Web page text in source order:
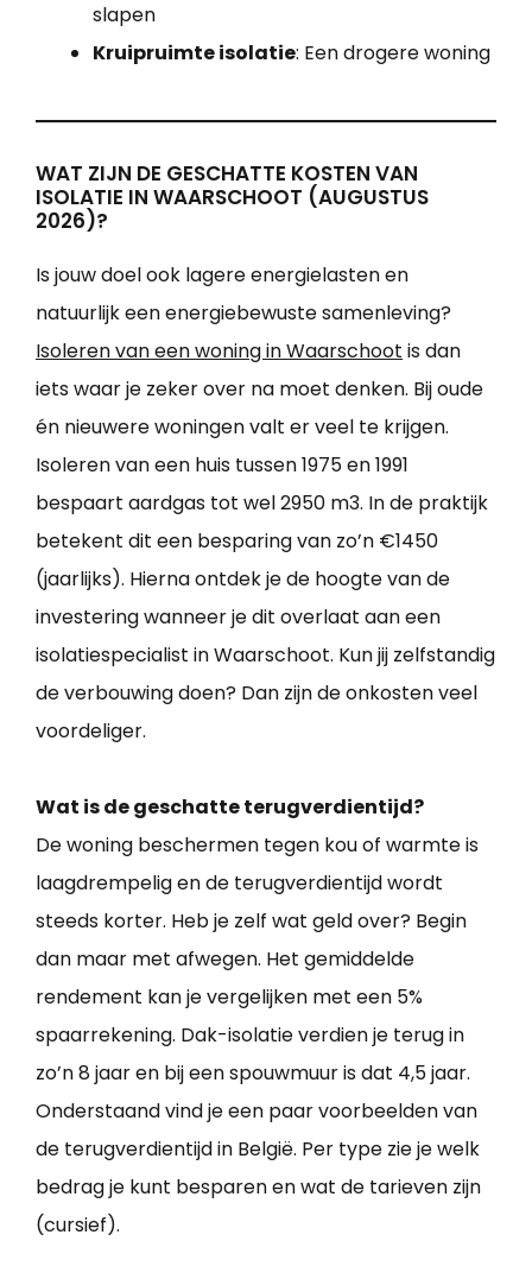
slapen
Kruipruimte isolatie: Een drogere woning
WAT ZIJN DE GESCHATTE KOSTEN VAN
ISOLATIE IN WAARSCHOOT (AUGUSTUS
2026)?
Is jouw doel ook lagere energielasten en
natuurlijk een energiebewuste samenleving?
Isoleren van een woning in Waarschoot is dan
iets waar je zeker over na moet denken. Bij oude
én nieuwere woningen valt er veel te krijgen.
Isoleren van een huis tussen 1975 en 1991
bespaart aardgas tot wel 2950 m3. In de praktijk
betekent dit een besparing van zo’n €1450
(jaarlijks). Hierna ontdek je de hoogte van de
investering wanneer je dit overlaat aan een
isolatiespecialist in Waarschoot. Kun jij zelfstandig
de verbouwing doen? Dan zijn de onkosten veel
voordeliger.
Wat is de geschatte terugverdientijd?
De woning beschermen tegen kou of warmte is
laagdrempelig en de terugverdientijd wordt
steeds korter. Heb je zelf wat geld over? Begin
dan maar met afwegen. Het gemiddelde
rendement kan je vergelijken met een 5%
spaarrekening. Dak-isolatie verdien je terug in
zo’n 8 jaar en bij een spouwmuur is dat 4,5 jaar.
Onderstaand vind je een paar voorbeelden van
de terugverdientijd in België. Per type zie je welk
bedrag je kunt besparen en wat de tarieven zijn
(cursief).